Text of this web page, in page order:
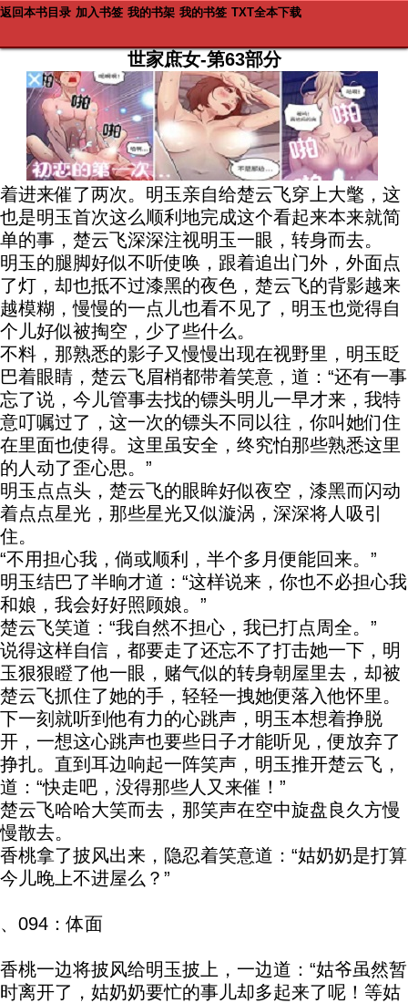
返回本书目录 加入书签 我的书架 我的书签 TXT全本下载
世家庶女-第63部分
着进来催了两次。明玉亲自给楚云飞穿上大氅，这
也是明玉首次这么顺利地完成这个看起来本来就简
单的事，楚云飞深深注视明玉一眼，转身而去。
明玉的腿脚好似不听使唤，跟着追出门外，外面点
了灯，却也抵不过漆黑的夜色，楚云飞的背影越来
越模糊，慢慢的一点儿也看不见了，明玉也觉得自
个儿好似被掏空，少了些什么。
不料，那熟悉的影子又慢慢出现在视野里，明玉眨
巴着眼睛，楚云飞眉梢都带着笑意，道：“还有一事
忘了说，今儿管事去找的镖头明儿一早才来，我特
意叮嘱过了，这一次的镖头不同以往，你叫她们住
在里面也使得。这里虽安全，终究怕那些熟悉这里
的人动了歪心思。”
明玉点点头，楚云飞的眼眸好似夜空，漆黑而闪动
着点点星光，那些星光又似漩涡，深深将人吸引
住。
“不用担心我，倘或顺利，半个多月便能回来。”
明玉结巴了半晌才道：“这样说来，你也不必担心我
和娘，我会好好照顾娘。”
楚云飞笑道：“我自然不担心，我已打点周全。”
说得这样自信，都要走了还忘不了打击她一下，明
玉狠狠瞪了他一眼，赌气似的转身朝屋里去，却被
楚云飞抓住了她的手，轻轻一拽她便落入他怀里。
下一刻就听到他有力的心跳声，明玉本想着挣脱
开，一想这心跳声也要些日子才能听见，便放弃了
挣扎。直到耳边响起一阵笑声，明玉推开楚云飞，
道：“快走吧，没得那些人又来催！”
楚云飞哈哈大笑而去，那笑声在空中旋盘良久方慢
慢散去。
香桃拿了披风出来，隐忍着笑意道：“姑奶奶是打算
今儿晚上不进屋么？”
、094：体面
香桃一边将披风给明玉披上，一边道：“姑爷虽然暂
时离开了，姑奶奶要忙的事儿却多起来了呢！等姑